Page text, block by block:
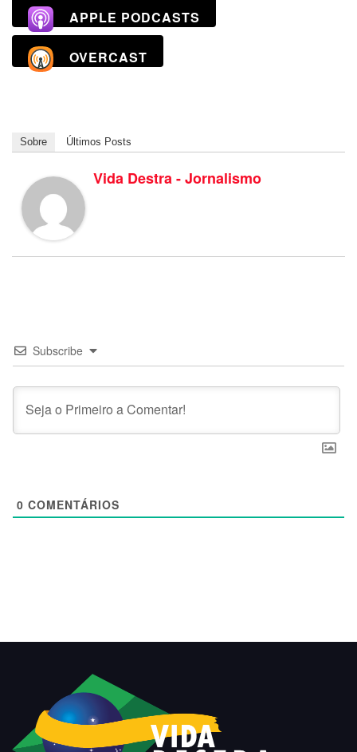
APPLE PODCASTS
OVERCAST
Sobre Últimos Posts
Vida Destra - Jornalismo
Subscribe
0 COMENTÁRIOS